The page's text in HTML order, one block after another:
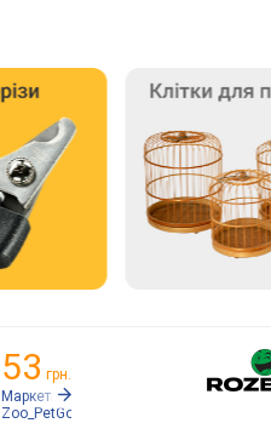
53 грн.
Маркетплейс:
Zoo_PetGo